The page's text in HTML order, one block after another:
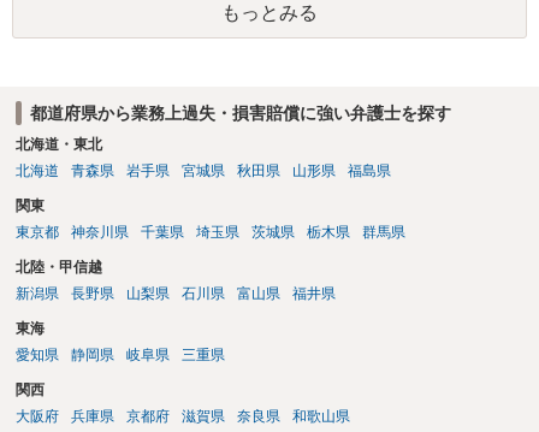
もっとみる
都道府県から業務上過失・損害賠償に強い弁護士を探す
北海道・東北
北海道
青森県 岩手県 宮城県 秋田県 山形県 福島県
関東
東京都
神奈川県 千葉県 埼玉県 茨城県 栃木県 群馬県
北陸・甲信越
新潟県
長野県 山梨県 石川県 富山県 福井県
東海
愛知県
静岡県 岐阜県 三重県
関西
大阪府
兵庫県 京都府 滋賀県 奈良県 和歌山県